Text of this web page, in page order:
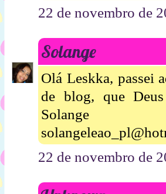
22 de novembro de
Solange
Olá Leskka, passei
de blog, que
Solange
22 de novembro de